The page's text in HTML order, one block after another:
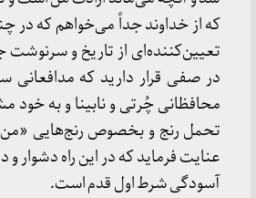
که از خداوند جداً می‌خواهم که
تعیین‌کننده‌ای از تاریخ و سرنوشت
در صفی قرار دارید که
محافظانی چُرتی و نابینا و به
تحمل رنج و بخصوص رنج‌هایی
عنایت فرماید که در این راه دشوار و
آسودگی شرط اول قدم است.